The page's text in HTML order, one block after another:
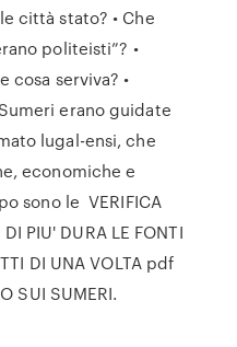
città stato? • Che
politeisti”? •
cosa serviva? •
erano guidate
lugal-ensi, che
economiche e
sono le VERIFICA
DI PIU' DURA LE FONTI
DI UNA VOLTA pdf
SUI SUMERI.